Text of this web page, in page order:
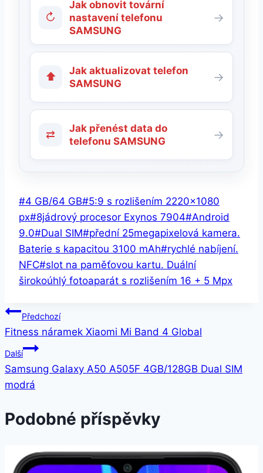
↻
Jak obnovit tovární
nastavení telefonu
SAMSUNG
→
⬆
Jak aktualizovat telefon
SAMSUNG
→
⇄
Jak přenést data do
telefonu SAMSUNG
→
Štítky
příspěvků:
#4 GB/64 GB#5:9 s rozlišením 2220×1080
px#8jádrový procesor Exynos 7904#Android
9.0#Dual SIM#přední 25megapixelová kamera.
Baterie s kapacitou 3100 mAh#rychlé nabíjení.
NFC#slot na paměťovou kartu. Duální
širokoúhlý fotoaparát s rozlišením 16 + 5 Mpx
Navigace
pro
příspěvek
Předchozí
Fitness náramek Xiaomi Mi Band 4 Global
Další
Samsung Galaxy A50 A505F 4GB/128GB Dual SIM
modrá
Podobné příspěvky